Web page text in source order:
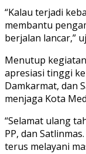
“Kalau terjadi
membantu
berjalan lancar,”
Menutup
apresiasi tinggi
Damkarmat, dan
menjaga Kota
“Selamat ulang
PP, dan
terus melayani